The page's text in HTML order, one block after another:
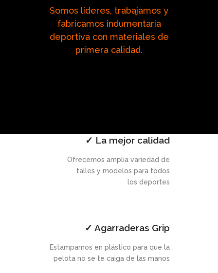
Somos líderes, trabajamos y
fabricamos indumentaria
deportiva con materiales de
primera calidad.
✓ La mejor calidad
Ofrecemos amplia variedad de
talles y modelos para todos
los deportes
✓ Agarraderas Grip
Estampamos en plástico para que la
pelota no se te caiga de las manos